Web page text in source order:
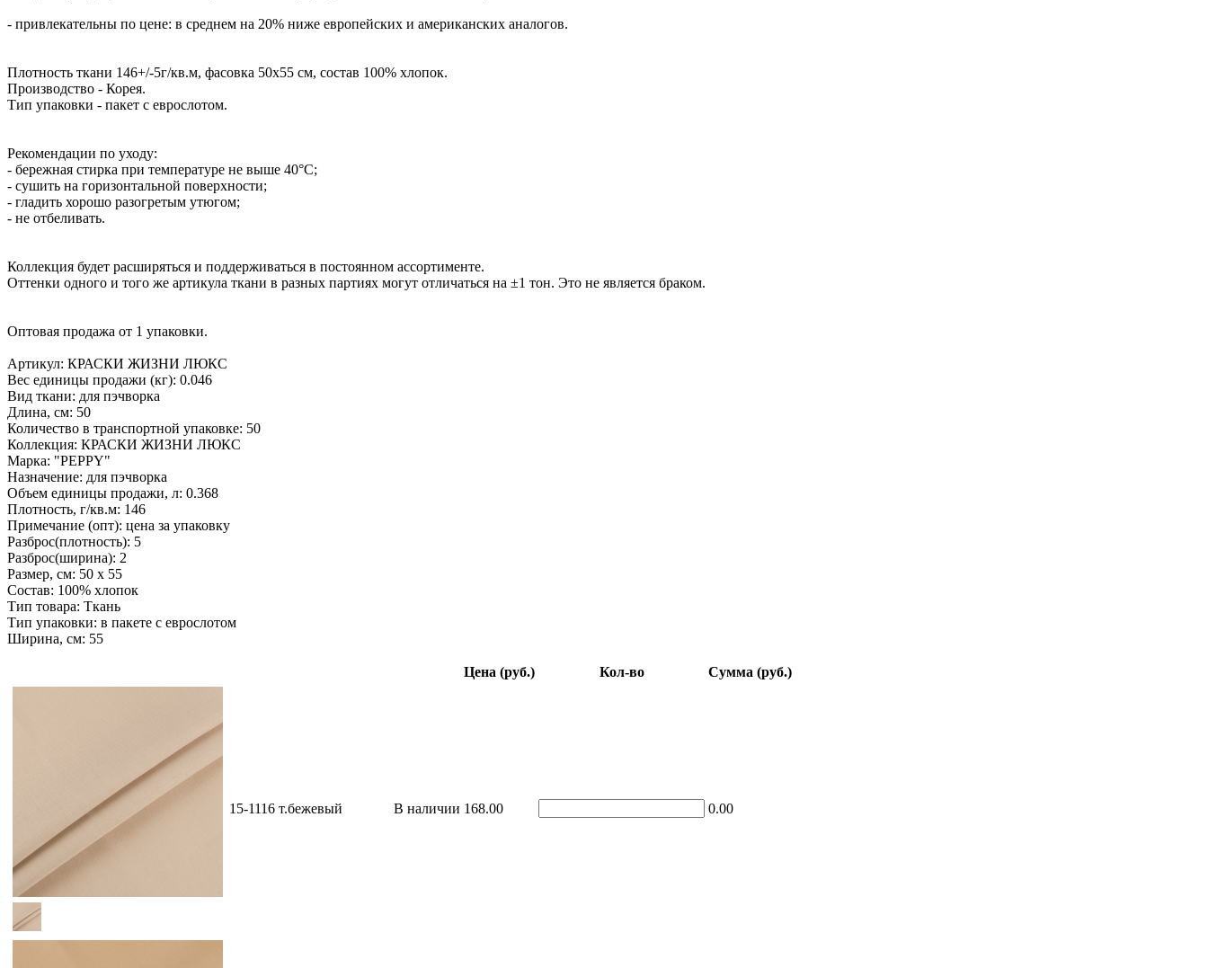
- привлекательны по цене: в среднем на 20% ниже европейских и американских аналогов.
Плотность ткани 146+/-5г/кв.м, фасовка 50х55 см, состав 100% хлопок.
Производство - Корея.
Тип упаковки - пакет с еврослотом.
Рекомендации по уходу:
- бережная стирка при температуре не выше 40°С;
- сушить на горизонтальной поверхности;
- гладить хорошо разогретым утюгом;
- не отбеливать.
Коллекция будет расширяться и поддерживаться в постоянном ассортименте.
Оттенки одного и того же артикула ткани в разных партиях могут отличаться на ±1 тон. Это не является браком.
Оптовая продажа от 1 упаковки.
Артикул: КРАСКИ ЖИЗНИ ЛЮКС
Вес единицы продажи (кг): 0.046
Вид ткани: для пэчворка
Длина, см: 50
Количество в транспортной упаковке: 50
Коллекция: КРАСКИ ЖИЗНИ ЛЮКС
Марка: "PEPPY"
Назначение: для пэчворка
Объем единицы продажи, л: 0.368
Плотность, г/кв.м: 146
Примечание (опт): цена за упаковку
Разброс(плотность): 5
Разброс(ширина): 2
Размер, см: 50 x 55
Состав: 100% хлопок
Тип товара: Ткань
Тип упаковки: в пакете с еврослотом
Ширина, см: 55
Цена (руб.) Кол-во Сумма (руб.)
15-1116 т.бежевый В наличии 168.00 0.00